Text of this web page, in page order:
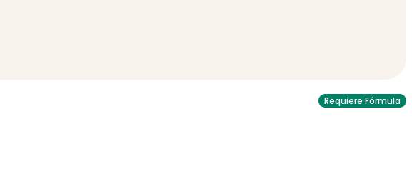
Requiere Fórmula